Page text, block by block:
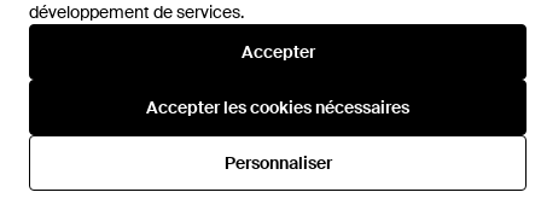
développement de services.
Accepter
Accepter les cookies nécessaires
Personnaliser